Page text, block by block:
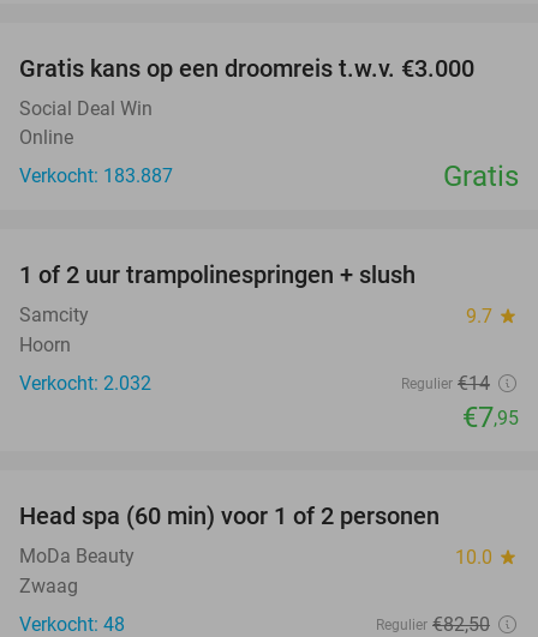
Gratis kans op een droomreis t.w.v. €3.000
Social Deal Win
Online
Verkocht: 183.887
Gratis
1 of 2 uur trampolinespringen + slush
Samcity 9.7 star
Hoorn
Verkocht: 2.032
Regulier €14
€7,95
Head spa (60 min) voor 1 of 2 personen
MoDa Beauty 10.0 star
Zwaag
Verkocht: 48
Regulier €82,50